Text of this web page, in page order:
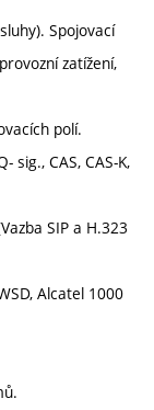
Spojovací
zatížení,
polí.
sig., CAS, CAS-K,
SIP a H.323
Alcatel 1000